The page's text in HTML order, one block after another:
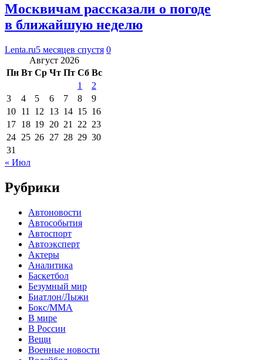
Москвичам рассказали о погоде
в ближайшую неделю
Lenta.ru5 месяцев спустя 0
Август 2026
Пн Вт Ср Чт Пт Сб Вс
1
2
3
4 5 6 7 8
9
10 11 12 13 14 15 16
17 18 19 20 21 22 23
24 25 26 27 28 29 30
31
« Июл
Рубрики
Автоновости
Автособытия
Автоспорт
Автоэксперт
Актеры
Аналитика
Баскетбол
Безумный мир
Биатлон/Лыжи
Бокс/MMA
В мире
В России
Вещи
Военные новости